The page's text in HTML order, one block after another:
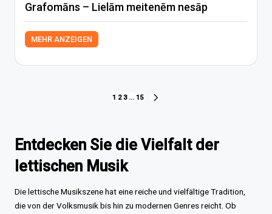
Grafomāns – Lielām meitenēm nesāp
MEHR ANZEIGEN
Seitennummerierung
Beiträge
1 2 3 … 15
Entdecken Sie die Vielfalt der
lettischen Musik
Die lettische Musikszene hat eine reiche und vielfältige Tradition,
die von der Volksmusik bis hin zu modernen Genres reicht. Ob